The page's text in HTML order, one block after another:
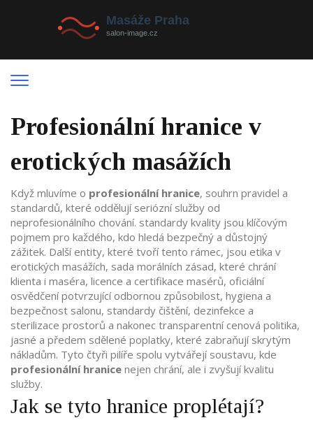
Profesionální hranice v
erotických masážích
Když mluvíme o profesionální hranice, souhrn pravidel a
standardů, které oddělují seriózní služby od
neprofesionálního chování. standardy kvality jsou klíčovým
pojmem pro každého, kdo hledá bezpečný a důstojný
zážitek. Další entity, které tvoří tento rámec, jsou etika v
erotických masážích, sada morálních zásad, které chrání
klienta i maséra, licence a certifikace masérů, oficiální
osvědčení potvrzující odbornou způsobilost, hygiena a
bezpečnost salonu, standardy čištění, dezinfekce a
sterilizace prostorů a nakonec transparentní cenová politika,
jasné a předem sdělené poplatky, které zabraňují skrytým
nákladům. Tyto čtyři pilíře spolu vytvářejí soustavu, kde
profesionální hranice nejen chrání, ale i zvyšují kvalitu
služby.
Jak se tyto hranice proplétají?